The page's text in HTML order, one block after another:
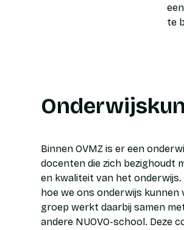
te
Binnen OVMZ is er een
docenten die zich bezighoudt
en kwaliteit van het onderwijs.
hoe we ons onderwijs kunnen
groep werkt daarbij samen
andere NUOVO-school. Deze